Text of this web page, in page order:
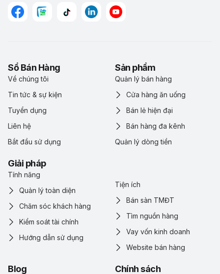
Sổ Bán Hàng
Về chúng tôi
Tin tức & sự kiện
Tuyển dụng
Liên hệ
Bắt đầu sử dụng
Sản phẩm
Quản lý bán hàng
Cửa hàng ăn uống
Bán lẻ hiện đại
Bán hàng đa kênh
Quản lý dòng tiền
Giải pháp
Tính năng
Quản lý toàn diện
Chăm sóc khách hàng
Kiểm soát tài chính
Hướng dẫn sử dụng
Tiện ích
Bán sàn TMĐT
Tìm nguồn hàng
Vay vốn kinh doanh
Website bán hàng
Blog Chính sách